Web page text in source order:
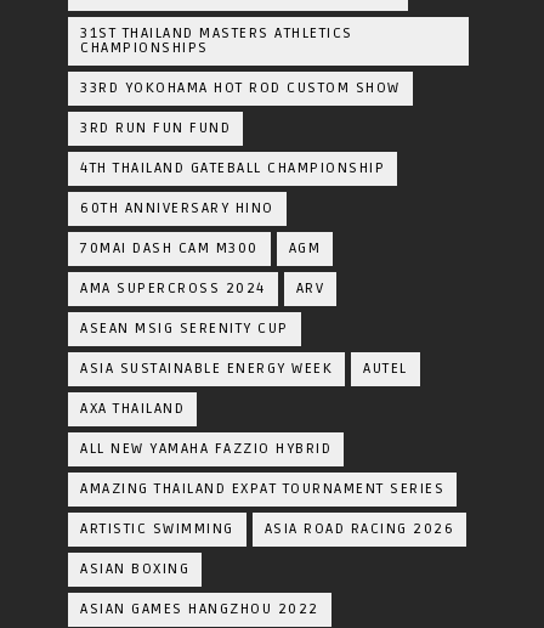
31ST THAILAND MASTERS ATHLETICS
CHAMPIONSHIPS
33RD YOKOHAMA HOT ROD CUSTOM SHOW
3RD RUN FUN FUND
4TH THAILAND GATEBALL CHAMPIONSHIP
60TH ANNIVERSARY HINO
70MAI DASH CAM M300 AGM
AMA SUPERCROSS 2024 ARV
ASEAN MSIG SERENITY CUP
ASIA SUSTAINABLE ENERGY WEEK AUTEL
AXA THAILAND
ALL NEW YAMAHA FAZZIO HYBRID
AMAZING THAILAND EXPAT TOURNAMENT SERIES
ARTISTIC SWIMMING ASIA ROAD RACING 2026
ASIAN BOXING
ASIAN GAMES HANGZHOU 2022